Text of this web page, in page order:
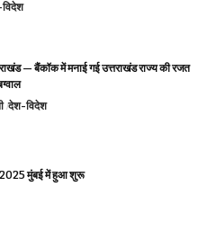
— बैंकॉक में मनाई गई उत्तराखंड राज्य की रजत
देश-विदेश
2025 मुंबई में हुआ शुरू